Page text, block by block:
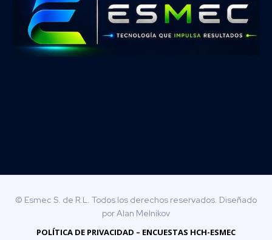
© Esmec S. de R.L. Todos los derechos reservados. Diseñado
por Alan Melnikov
POLÍTICA DE PRIVACIDAD – ENCUESTAS HCH-ESMEC